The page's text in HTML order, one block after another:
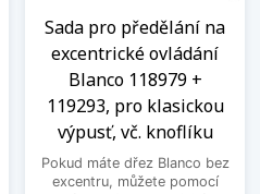
Sada pro předělání na
excentrické ovládání
Blanco 118979 +
119293, pro klasickou
výpusť, vč. knoflíku
Pokud máte dřez Blanco bez
excentru, můžete pomocí